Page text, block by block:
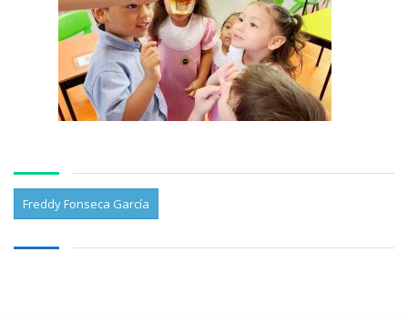
Freddy Fonseca García